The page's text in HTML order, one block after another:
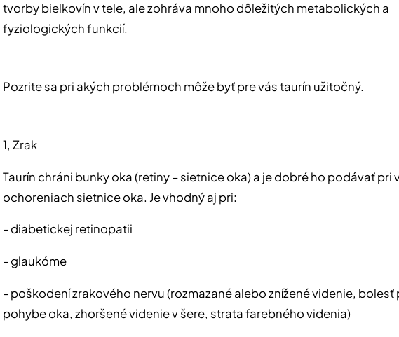
tvorby bielkovín v tele, ale zohráva mnoho dôležitých metabolických a
fyziologických funkcií.
Pozrite sa pri akých problémoch môže byť pre vás taurín užitočný.
1, Zrak
Taurín chráni bunky oka (retiny – sietnice oka) a je dobré ho podávať pri
ochoreniach sietnice oka. Je vhodný aj pri:
- diabetickej retinopatii
- glaukóme
- poškodení zrakového nervu (rozmazané alebo znížené videnie, bolesť
pohybe oka, zhoršené videnie v šere, strata farebného videnia)